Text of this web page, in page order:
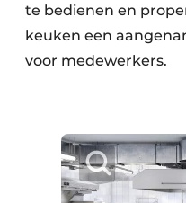
te bedienen en
keuken een
voor medewerkers.